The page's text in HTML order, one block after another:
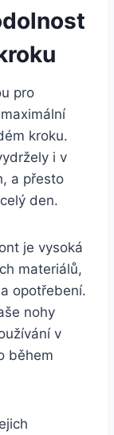
pro
kroku.⁤
i v
a přesto‌
den.
je vysoká
materiálů,
opotřebení.
nohy
v
⁤během​